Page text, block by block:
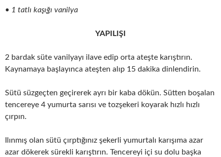
• 1 tatlı kaşığı vanilya
YAPILIŞI
2 bardak süte vanilyayı ilave edip orta ateşte karıştırın.
Kaynamaya başlayınca ateşten alıp 15 dakika dinlendirin.
Sütü süzgeçten geçirerek ayrı bir kaba dökün. Sütten boşalan
tencereye 4 yumurta sarısı ve tozşekeri koyarak hızlı hızlı
çırpın.
Ilınmış olan sütü çırptığınız şekerli yumurtalı karışıma azar
azar dökerek sürekli karıştırın. Tencereyi içi su dolu başka